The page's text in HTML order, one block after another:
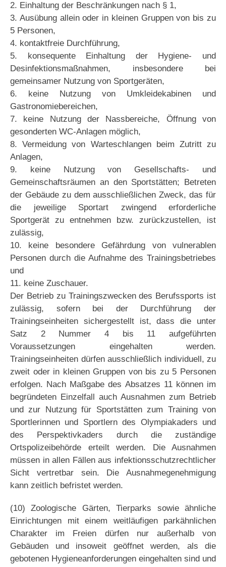
2. Einhaltung der Beschränkungen nach § 1,
3. Ausübung allein oder in kleinen Gruppen von bis zu
5 Personen,
4. kontaktfreie Durchführung,
5. konsequente Einhaltung der Hygiene- und
Desinfektionsmaßnahmen, insbesondere bei
gemeinsamer Nutzung von Sportgeräten,
6. keine Nutzung von Umkleidekabinen und
Gastronomiebereichen,
7. keine Nutzung der Nassbereiche, Öffnung von
gesonderten WC-Anlagen möglich,
8. Vermeidung von Warteschlangen beim Zutritt zu
Anlagen,
9. keine Nutzung von Gesellschafts- und
Gemeinschaftsräumen an den Sportstätten; Betreten
der Gebäude zu dem ausschließlichen Zweck, das für
die jeweilige Sportart zwingend erforderliche
Sportgerät zu entnehmen bzw. zurückzustellen, ist
zulässig,
10. keine besondere Gefährdung von vulnerablen
Personen durch die Aufnahme des Trainingsbetriebes
und
11. keine Zuschauer.
Der Betrieb zu Trainingszwecken des Berufssports ist
zulässig, sofern bei der Durchführung der
Trainingseinheiten sichergestellt ist, dass die unter
Satz 2 Nummer 4 bis 11 aufgeführten
Voraussetzungen eingehalten werden.
Trainingseinheiten dürfen ausschließlich individuell, zu
zweit oder in kleinen Gruppen von bis zu 5 Personen
erfolgen. Nach Maßgabe des Absatzes 11 können im
begründeten Einzelfall auch Ausnahmen zum Betrieb
und zur Nutzung für Sportstätten zum Training von
Sportlerinnen und Sportlern des Olympiakaders und
des Perspektivkaders durch die zuständige
Ortspolizeibehörde erteilt werden. Die Ausnahmen
müssen in allen Fällen aus infektionsschutzrechtlicher
Sicht vertretbar sein. Die Ausnahmegenehmigung
kann zeitlich befristet werden.
(10) Zoologische Gärten, Tierparks sowie ähnliche
Einrichtungen mit einem weitläufigen parkähnlichen
Charakter im Freien dürfen nur außerhalb von
Gebäuden und insoweit geöffnet werden, als die
gebotenen Hygieneanforderungen eingehalten sind und